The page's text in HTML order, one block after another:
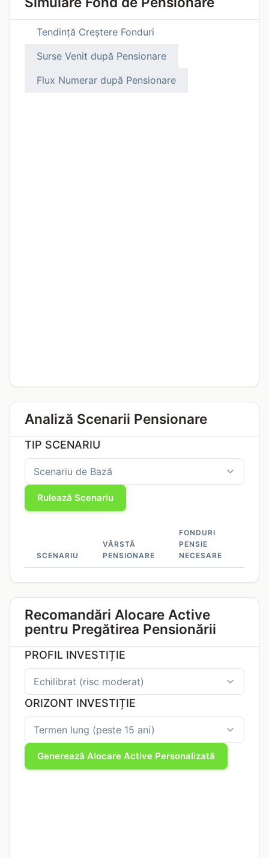
Tendință Creștere Fonduri
Surse Venit după Pensionare
Flux Numerar după Pensionare
Analiză Scenarii Pensionare
TIP SCENARIU
Rulează Scenariu
SCENARIU
VÂRSTĂ
PENSIONARE
FONDURI
PENSIE
NECESARE
Recomandări Alocare Active
pentru Pregătirea Pensionării
PROFIL INVESTIȚIE
ORIZONT INVESTIȚIE
Generează Alocare Active Personalizată